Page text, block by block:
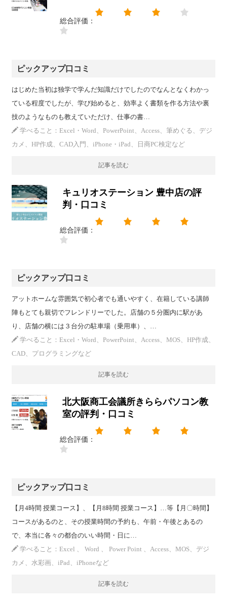
総合評価：
ピックアップ口コミ
はじめた当初は独学で学んだ知識だけでしたのでなんとなくわかっ
ている程度でしたが、学び始めると、効率よく書類を作る方法や裏
技のようなものも教えていただけ、仕事の書…
学べること：Excel・Word、PowerPoint、Access、筆めぐる、デジ
カメ、HP作成、CAD入門、iPhone・iPad、日商PC検定など
記事を読む
キュリオステーション 豊中店の評
判・口コミ
総合評価：
ピックアップ口コミ
アットホームな雰囲気で初心者でも通いやすく、在籍している講師
陣もとても親切でフレンドリーでした。店舗の５分圏内に駅があ
り、店舗の横には３台分の駐車場（乗用車）、…
学べること：Excel・Word、PowerPoint、Access、MOS、HP作成、
CAD、プログラミングなど
記事を読む
北大阪商工会議所きららパソコン教
室の評判・口コミ
総合評価：
ピックアップ口コミ
【月4時間 授業コース】、【月8時間 授業コース】…等【月〇時間】
コースがあるのと、その授業時間の予約も、午前・午後とあるの
で、本当に各々の都合のいい時間・日に…
学べること：Excel 、 Word 、 Power Point 、Access、MOS、デジ
カメ、水彩画、iPad、iPhoneなど
記事を読む